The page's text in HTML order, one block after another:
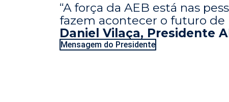
“A força da AEB está nas
fazem acontecer o futuro de
Daniel Vilaça, Presidente
Mensagem do Presidente